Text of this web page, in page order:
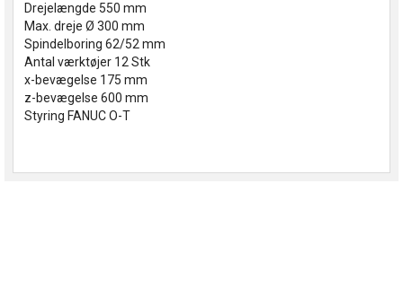
Drejelængde 550 mm
Max. dreje Ø 300 mm
Spindelboring 62/52 mm
Antal værktøjer 12 Stk
x-bevægelse 175 mm
z-bevægelse 600 mm
Styring FANUC O-T